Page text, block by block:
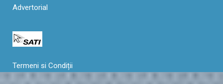
Advertorial
Termeni si Condiții